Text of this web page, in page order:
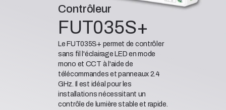
Contrôleur
FUT035S+
Le FUT035S+ permet de contrôler
sans fil l'éclairage LED en mode
mono et CCT à l'aide de
télécommandes et panneaux 2.4
GHz. Il est idéal pour les
installations nécessitant un
contrôle de lumière stable et rapide.